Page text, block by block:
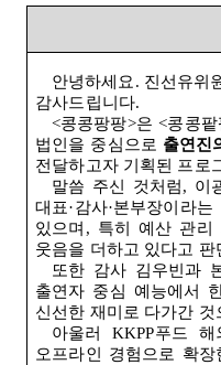
안녕하세요 . 진선유위
감사드립니다.
<콩콩팡팡>은 <콩콩팥
법인을 중심으로 출연진
전달하고자 기획된 프로
말씀 주신 것처럼, 이
대표·감사·본부장이라
있으며 , 특히 예산 관리
웃음을 더하고 있다고
또한 감사 김우빈과
출연자 중심 예능에서
신선한 재미로 다가간 것
아울러
KKPP푸드 해
오프라인 경험으로 확